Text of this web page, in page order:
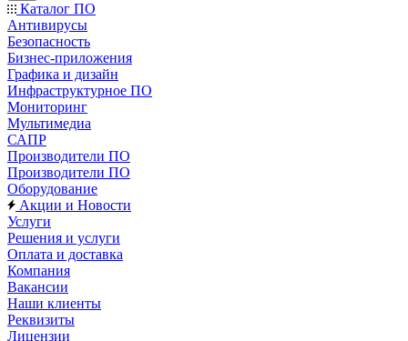
Каталог ПО
Антивирусы
Безопасность
Бизнес-приложения
Графика и дизайн
Инфраструктурное ПО
Мониторинг
Мультимедиа
САПР
Производители ПО
Производители ПО
Оборудование
Акции и Новости
Услуги
Решения и услуги
Оплата и доставка
Компания
Вакансии
Наши клиенты
Реквизиты
Лицензии